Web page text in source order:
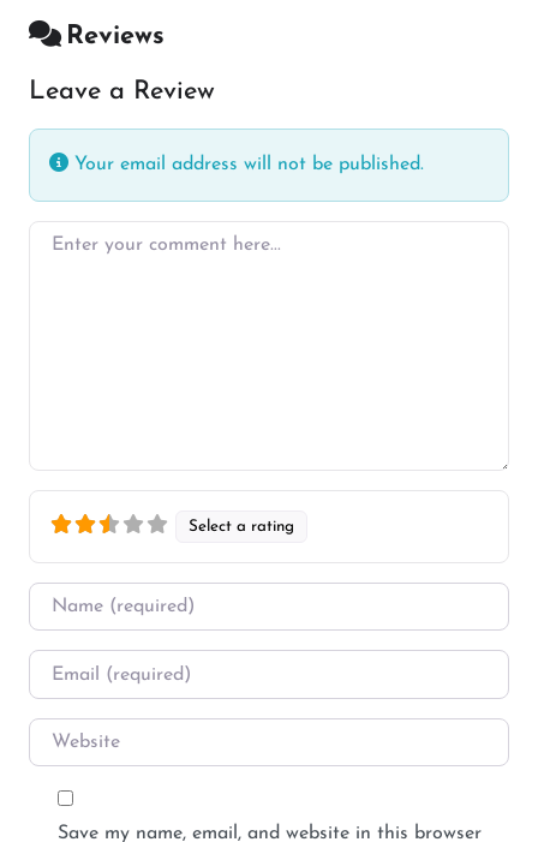
Reviews
Leave a Review
Your email address will not be published.
Enter your comment here…
Select a rating
Name
Email
Website
Save my name, email, and website in this browser